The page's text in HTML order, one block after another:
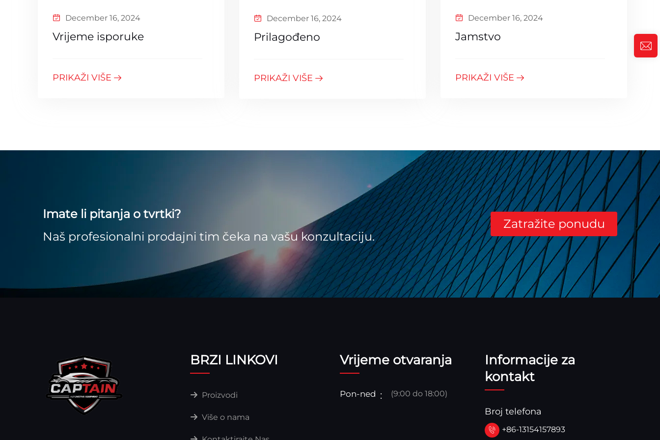
December 16, 2024
Vrijeme isporuke
PRIKAŽI VIŠE
December 16, 2024
Prilagođeno
PRIKAŽI VIŠE
December 16, 2024
Jamstvo
PRIKAŽI VIŠE
Imate li pitanja o tvrtki?
Naš profesionalni prodajni tim čeka na vašu konzultaciju.
Zatražite ponudu
BRZI LINKOVI
Proizvodi
Više o nama
Vrijeme otvaranja
Pon-ned (9:00 do 18:00)
Informacije za
kontakt
Broj telefona
+86-13154157893